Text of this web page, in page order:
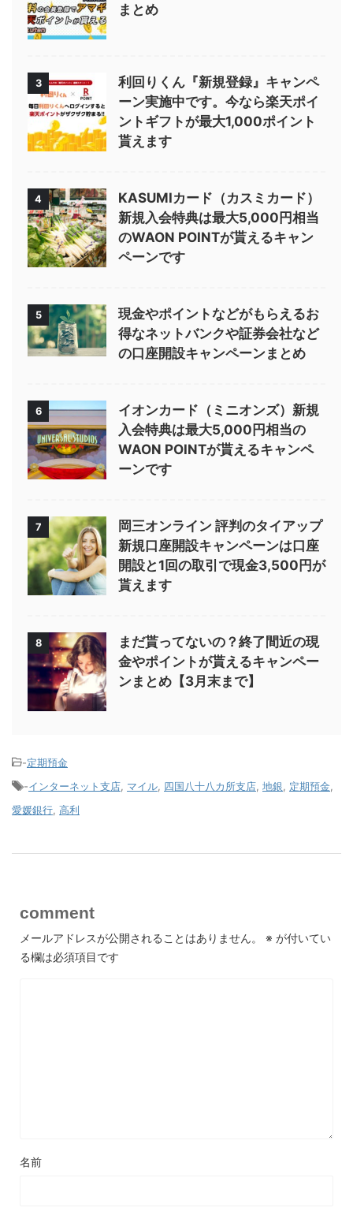
まとめ
3
利回りくん『新規登録』キャンペ
ーン実施中です。今なら楽天ポイ
ントギフトが最大1,000ポイント
貰えます
4
KASUMIカード（カスミカード）
新規入会特典は最大5,000円相当
のWAON POINTが貰えるキャン
ペーンです
5
現金やポイントなどがもらえるお
得なネットバンクや証券会社など
の口座開設キャンペーンまとめ
6
イオンカード（ミニオンズ）新規
入会特典は最大5,000円相当の
WAON POINTが貰えるキャンペ
ーンです
7
岡三オンライン 評判のタイアップ
新規口座開設キャンペーンは口座
開設と1回の取引で現金3,500円が
貰えます
8
まだ貰ってないの？終了間近の現
金やポイントが貰えるキャンペー
ンまとめ【3月末まで】
-定期預金
-インターネット支店 マイル 四国八十八カ所支店 地銀 定期預金
愛媛銀行 高利
comment
メールアドレスが公開されることはありません。 ※ が付いてい
る欄は必須項目です
名前